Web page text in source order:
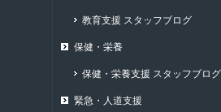
教育支援 スタッフブログ
保健・栄養
保健・栄養支援 スタッフブログ
緊急・人道支援